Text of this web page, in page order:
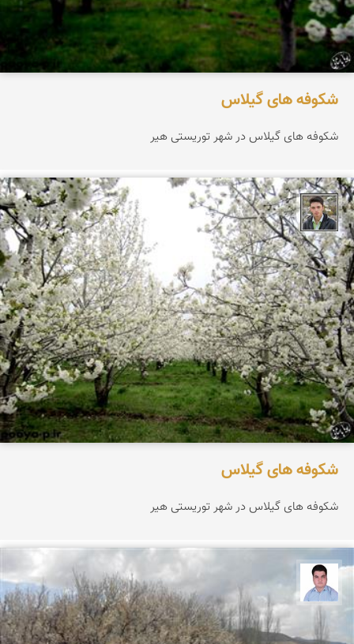
شکوفه های گیلاس
شکوفه های گیلاس در شهر توریستی هیر
پویا پاشایی پور
شکوفه های گیلاس
شکوفه های گیلاس در شهر توریستی هیر